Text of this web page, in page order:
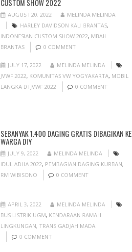
CUSTOM SHOW 2022
AUGUST 20, 2022
MELINDA MELINDA
HARLEY DAVIDSON KALI BRANTAS,
INDONESIAN CUSTOM SHOW 2022, MBAH
BRANTAS
0 COMMENT
JULY 17, 2022
MELINDA MELINDA
JVWF 2022, KOMUNITAS VW YOGYAKARTA, MOBIL
LANGKA DI JVWF 2022
0 COMMENT
SEBANYAK 1.400 DAGING GRATIS DIBAGIKAN KE
WARGA DIY
JULY 9, 2022
MELINDA MELINDA
IDUL ADHA 2022, PEMBAGIAN DAGING KURBAN,
RM WIBISONO
0 COMMENT
APRIL 3, 2022
MELINDA MELINDA
BUS LISTRIK UGM, KENDARAAN RAMAH
LINGKUNGAN,TRANS GADJAH MADA
0 COMMENT